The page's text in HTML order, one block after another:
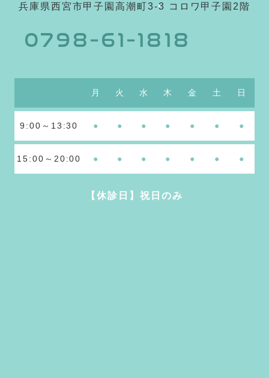
兵庫県西宮市甲子園高潮町3-3 コロワ甲子園2階
0798-61-1818
月 火 水 木 金 土 日
9:00～13:30 ● ● ● ● ● ● ●
15:00～20:00 ● ● ● ● ● ● ●
【休診日】祝日のみ